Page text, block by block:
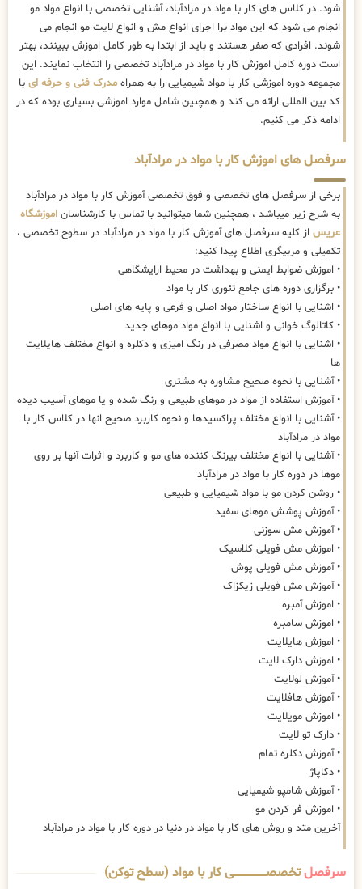
شود. در کلاس های کار با مواد در مرادآباد، آشنایی تخصصی با انواع مواد مو
انجام می شود که این مواد برا اجرای انواع مش و انواع لایت مو انجام می
شوند. افرادی که صفر هستند و باید از ابتدا به طور کامل اموزش ببینند، بهتر
است دوره کامل اموزش کار با مواد در مرادآباد تخصصی را انتخاب نمایند. این
مجموعه دوره اموزشی کار با مواد شیمیایی را به همراه مدرک فنی و حرفه ای با
کد بین المللی ارائه می کند و همچنین شامل موارد اموزشی بسیاری بوده که در
ادامه ذکر می کنیم.
سرفصل های اموزش کار با مواد در مرادآباد
برخی از سرفصل های تخصصی و فوق تخصصی آموزش کار با مواد در مرادآباد
به شرح زیر میباشد ، همچنین شما میتوانید با تماس با کارشناسان اموزشگاه
عریس از کلیه سرفصل های آموزش کار با مواد در مرادآباد در سطوح تخصصی ،
تکمیلی و مربیگری اطلاع پیدا کنید:
• اموزش ضوابط ایمنی و بهداشت در محیط ارایشگاهی
• برگزاری دوره های جامع تئوری کار با مواد
• اشنایی با انواع ساختار مواد اصلی و فرعی و پایه های اصلی
• کاتالوگ خوانی و اشنایی با انواع مواد موهای جدید
• اشنایی با انواع مواد مصرفی در رنگ امیزی و دکلره و انواع مختلف هایلایت
ها
• آشنایی با نحوه صحیح مشاوره به مشتری
• آموزش استفاده از مواد در موهای طبیعی و رنگ شده و یا موهای آسیب دیده
• آشنایی با انواع مختلف پراکسیدها و نحوه کاربرد صحیح انها در کلاس کار با
مواد در مرادآباد
• آشنایی با انواع مختلف بیرنگ کننده های مو و کاربرد و اثرات آنها بر روی
موها در دوره کار با مواد در مرادآباد
• روشن کردن مو با مواد شیمیایی و طبیعی
• آموزش پوشش موهای سفید
• آموزش مش سوزنی
• اموزش مش فویلی کلاسیک
• آموزش مش فویلی پوش
• آموزش مش فویلی زیکزاک
• اموزش آمبره
• اموزش سامبره
• اموزش هایلایت
• اموزش دارک لایت
• آموزش لولایت
• آموزش هافلایت
• اموزش مویلایت
• دارک تو لایت
• آموزش دکلره تمام
• دکاپاژ
• آموزش شامپو شیمیایی
• اموزش فر کردن مو
آخرین متد و روش های کار با مواد در دنیا در دوره کار با مواد در مرادآباد
سرفصلتخصصــــــــــــــــــــی کار با مواد (سطح توکن)